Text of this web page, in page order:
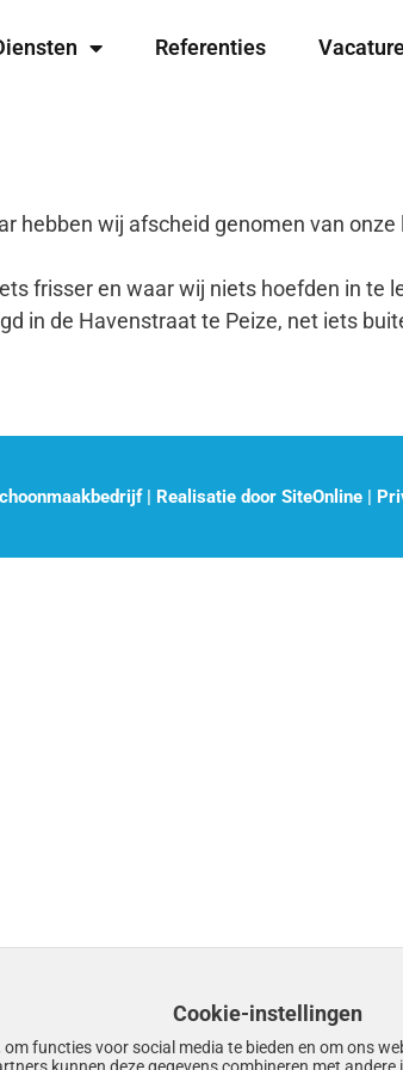
Referenties
hebben wij afscheid genomen van
frisser en waar wij niets hoefden in
in de Havenstraat te Peize, net iets
| Realisatie door SiteOnline |
Cookie-instellingen
functies voor social media te bieden en om ons